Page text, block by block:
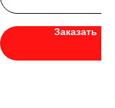
Заказать